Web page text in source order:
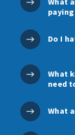
Do I
What
need
What